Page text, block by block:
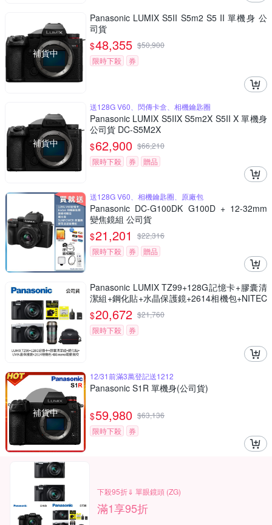
補貨中
Panasonic LUMIX S5II S5m2 S5 II 單機身 公
司貨
$48,355 $50,900
限時下殺
券
補貨中
送128G V60、閃傳卡盒、相機鑰匙圈
Panasonic LUMIX S5IIX S5m2X S5II X 單機身
公司貨 DC-S5M2X
$62,900 $66,210
限時下殺
券 贈品
送128G V60、相機鑰匙圈、原廠包
Panasonic DC-G100DK G100D + 12-32mm
變焦鏡組 公司貨
$21,201 $22,316
限時下殺
券 贈品
Panasonic LUMIX TZ99+128G記憶卡+膠囊清
潔組+鋼化貼+水晶保護鏡+2614相機包+NITEC
ORE BB nano 迷你電動氣吹(公司貨)
$20,672 $21,760
限時下殺
券
補貨中
12/31前滿3萬登記送1212
Panasonic S1R 單機身(公司貨)
$59,980 $63,136
限時下殺
券
下殺95折⇓ 單眼鏡頭 (ZG)
滿1享95折